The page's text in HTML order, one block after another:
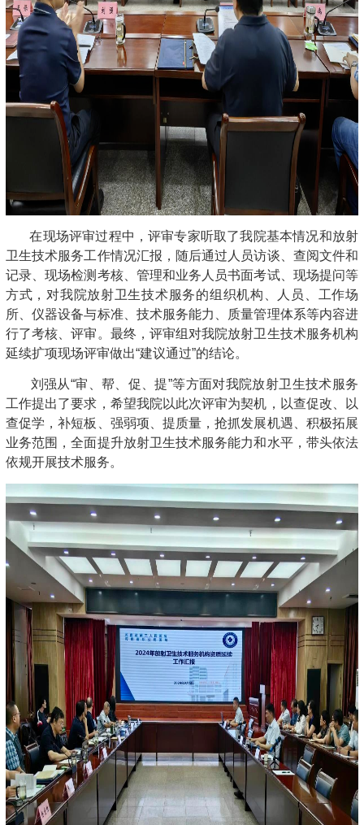
在现场评审过程中，评审专家听取了我院基本情况和放射
卫生技术服务工作情况汇报，随后通过人员访谈、查阅文件和
记录、现场检测考核、管理和业务人员书面考试、现场提问等
方式，对我院放射卫生技术服务的组织机构、人员、工作场
所、仪器设备与标准、技术服务能力、质量管理体系等内容进
行了考核、评审。最终，评审组对我院放射卫生技术服务机构
延续扩项现场评审做出“建议通过”的结论。
刘强从“审、帮、促、提”等方面对我院放射卫生技术服务
工作提出了要求，希望我院以此次评审为契机，以查促改、以
查促学，补短板、强弱项、提质量，抢抓发展机遇、积极拓展
业务范围，全面提升放射卫生技术服务能力和水平，带头依法
依规开展技术服务。